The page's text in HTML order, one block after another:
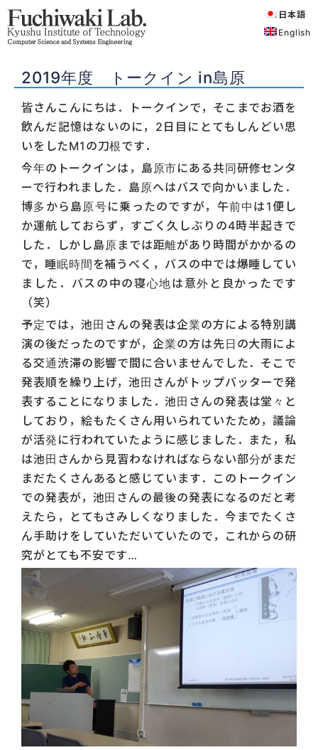
日本語
English
2019年度 トークイン in島原
皆さんこんにちは．トークインで，そこまでお酒を
飲んだ記憶はないのに，2日目にとてもしんどい思
いをしたM1の刀根です．
今年のトークインは，島原市にある共同研修センタ
ーで行われました．島原へはバスで向かいました．
博多から島原号に乗ったのですが，午前中は1便し
か運航しておらず，すごく久しぶりの4時半起きで
した．しかし島原までは距離があり時間がかかるの
で，睡眠時間を補うべく，バスの中では爆睡してい
ました．バスの中の寝心地は意外と良かったです
（笑）
予定では，池田さんの発表は企業の方による特別講
演の後だったのですが，企業の方は先日の大雨によ
る交通渋滞の影響で間に合いませんでした．そこで
発表順を繰り上げ，池田さんがトップバッターで発
表することになりました．池田さんの発表は堂々と
しており，絵もたくさん用いられていたため，議論
が活発に行われていたように感じました．また，私
は池田さんから見習わなければならない部分がまだ
まだたくさんあると感じています．このトークイン
での発表が，池田さんの最後の発表になるのだと考
えたら，とてもさみしくなりました．今までたくさ
ん手助けをしていただいていたので，これからの研
究がとても不安です…